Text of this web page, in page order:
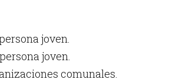
joven.
joven.
comunales.